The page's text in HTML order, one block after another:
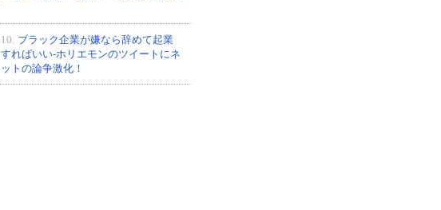
10. ブラック企業が嫌なら辞めて起業
すればいい-ホリエモンのツイートにネ
ットの論争激化！